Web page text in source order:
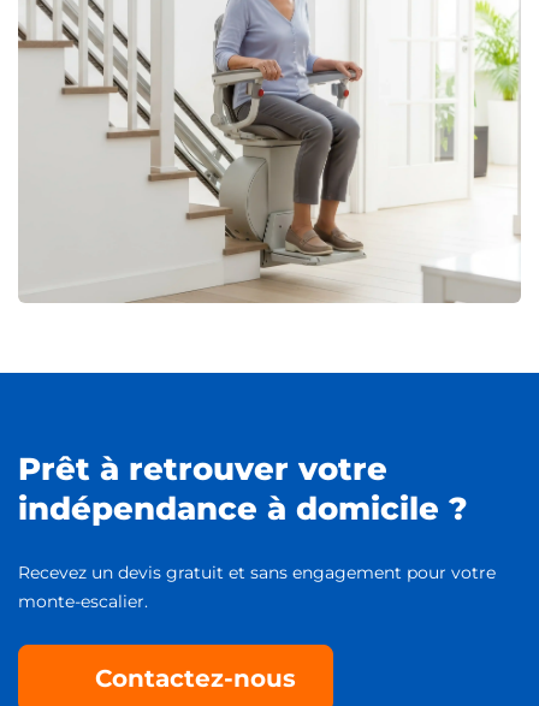
Prêt à retrouver votre
indépendance à domicile ?
Recevez un devis gratuit et sans engagement pour votre
monte-escalier.
Contactez-nous